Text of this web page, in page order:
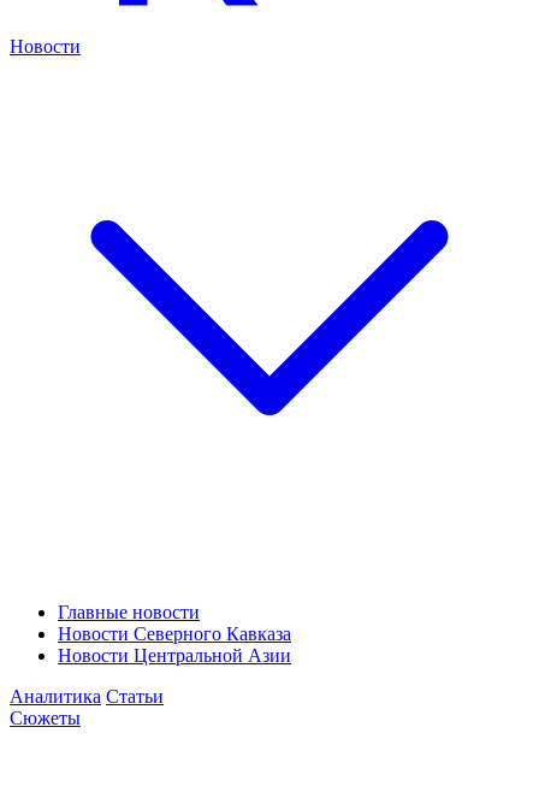
Новости
Главные новости
Новости Северного Кавказа
Новости Центральной Азии
Аналитика Статьи
Сюжеты